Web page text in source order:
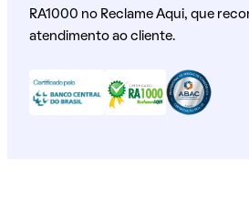
RA1000 no Reclame Aqui, que
atendimento ao cliente.